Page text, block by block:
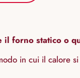
il forno statico o
in cui il calore